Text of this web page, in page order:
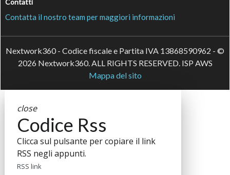
Contatta il nostro team per maggiori informazioni
Nextwork360 - Codice fiscale e Partita IVA 13868590962 - ©
2026 Nextwork360. ALL RIGHTS RESERVED. ISP AWS
Mappa del sito
close
Codice Rss
Clicca sul pulsante per copiare il link
RSS negli appunti.
RSS link